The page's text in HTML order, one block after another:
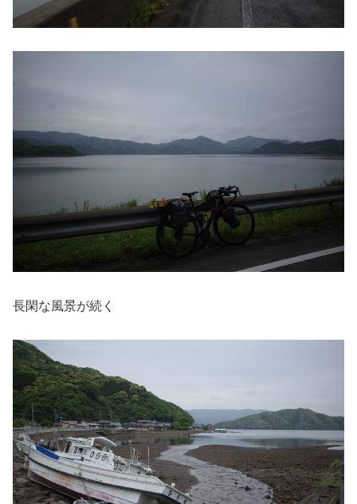
長閑な風景が続く